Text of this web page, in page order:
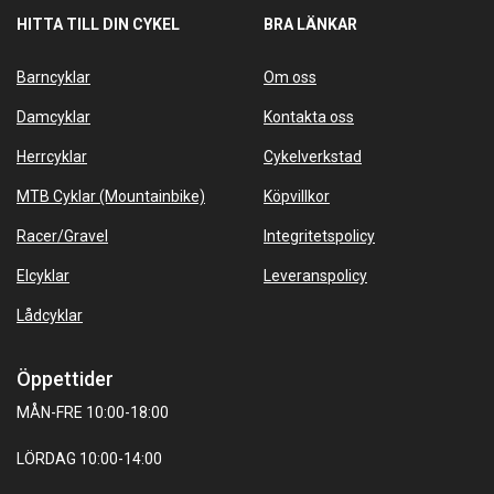
HITTA TILL DIN CYKEL
Barncyklar
Damcyklar
Herrcyklar
MTB Cyklar (Mountainbike)
Racer/Gravel
Elcyklar
Lådcyklar
BRA LÄNKAR
Om oss
Kontakta oss
Cykelverkstad
Köpvillkor
Integritetspolicy
Leveranspolicy
Öppettider
MÅN-FRE 10:00-18:00
LÖRDAG 10:00-14:00